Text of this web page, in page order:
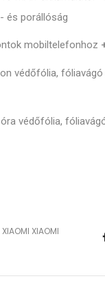
és porállóság
mobiltelefonhoz
védőfólia, fóliavágó
védőfólia,
XIAOMI